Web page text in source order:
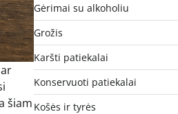
šiam
Gėrimai su alkoholiu
Grožis
Karšti patiekalai
Konservuoti patiekalai
Košės ir tyrės